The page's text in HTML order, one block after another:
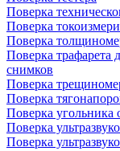
Поверка
Поверка
Поверка
Поверка трафарета
снимков
Поверка
Поверка
Поверка угольника
Поверка
Поверка